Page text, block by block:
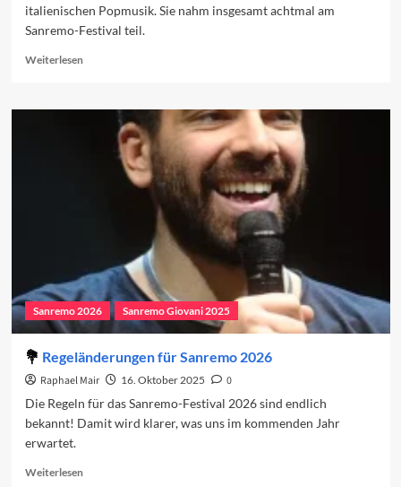
italienischen Popmusik. Sie nahm insgesamt achtmal am
Sanremo-Festival teil.
WeiterlesenRead
Ornella
Sanremo-
Sanremo 2026 Sanremo Giovani 2025
Regeländerungen für Sanremo 2026
Raphael Mair 16. Oktober 2025
0
Die Regeln für das Sanremo-Festival 2026 sind endlich
bekannt! Damit wird klarer, was uns im kommenden Jahr
erwartet.
WeiterlesenRead